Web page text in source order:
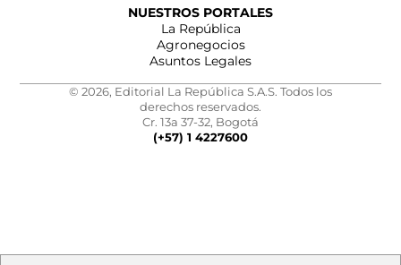
NUESTROS PORTALES
La República
Agronegocios
Asuntos Legales
© 2026, Editorial La República S.A.S. Todos los
derechos reservados.
Cr. 13a 37-32, Bogotá
(+57) 1 4227600